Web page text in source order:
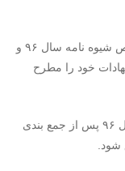
در ادامه مدیران سلامت مناطق ۲۲گانه در خصوص شیوه نامه سال ۹۶ و
خود را مطرح
طی این نشست مقرر شد شیوه نامه اجرایی سال ۹۶ پس از جمع بندی
شود.